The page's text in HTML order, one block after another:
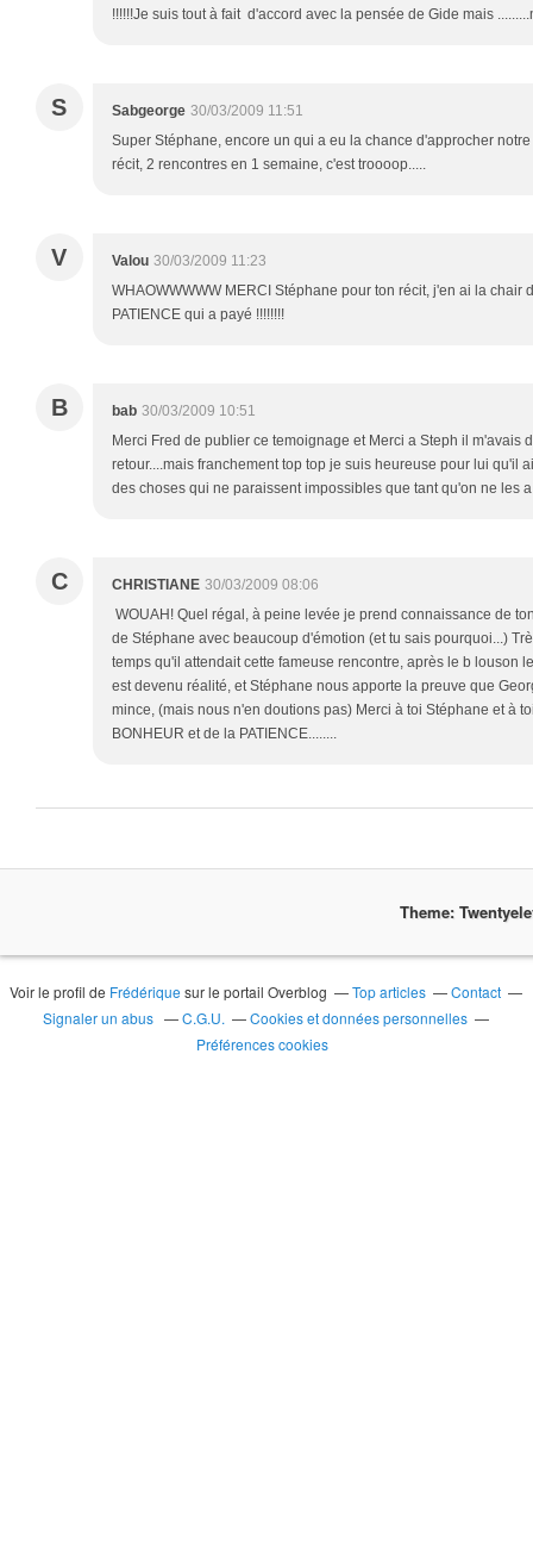
!!!!!!Je suis tout à fait d'accord avec la pensée de Gide mais
S Sabgeorge 30/03/2009 11:51
Super Stéphane, encore un qui a eu la chance d'approcher
récit, 2 rencontres en 1 semaine, c'est troooop.....
V Valou 30/03/2009 11:23
WHAOWWWWW MERCI Stéphane pour ton récit, j'en ai la chair
PATIENCE qui a payé !!!!!!!!
B bab 30/03/2009 10:51
Merci Fred de publier ce temoignage et Merci a Steph il m'avais
retour....mais franchement top top je suis heureuse pour lui qu'il
des choses qui ne paraissent impossibles que tant qu'on ne les
C CHRISTIANE 30/03/2009 08:06
WOUAH! Quel régal, à peine levée je prend connaissance de
de Stéphane avec beaucoup d'émotion (et tu sais pourquoi...)
temps qu'il attendait cette fameuse rencontre, après le b louson
est devenu réalité, et Stéphane nous apporte la preuve que
mince, (mais nous n'en doutions pas) Merci à toi Stéphane et à
BONHEUR et de la PATIENCE........
Theme:
Voir le profil de Frédérique sur le portail Overblog Top articles
Contact
Signaler un abus
C.G.U.
Cookies et données personnelles
Préférences cookies